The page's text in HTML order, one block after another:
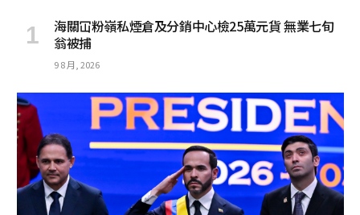
海關冚粉嶺私煙倉及分銷中心檢25萬元貨 無業七旬
翁被捕
9 8 月, 2026